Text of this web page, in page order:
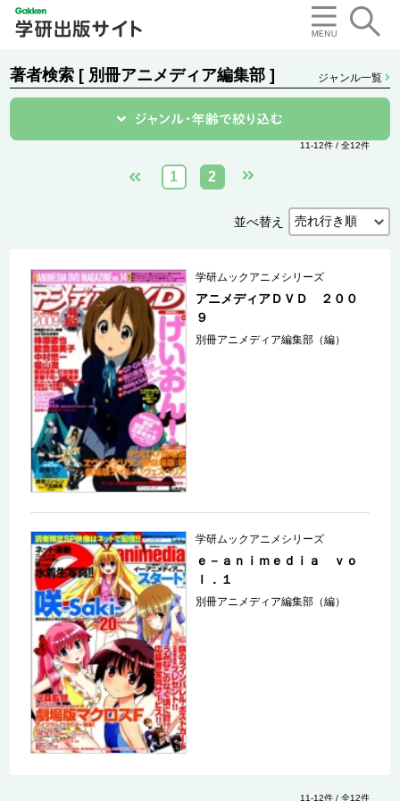
著者検索 [ 別冊アニメディア編集部 ] ジャンル一覧
11-12件 / 全12件
1 2
並べ替え
学研ムックアニメシリーズ
アニメディアＤＶＤ ２００
９
別冊アニメディア編集部（編）
学研ムックアニメシリーズ
ｅ－ａｎｉｍｅｄｉａ ｖｏ
ｌ．１
別冊アニメディア編集部（編）
11-12件 / 全12件